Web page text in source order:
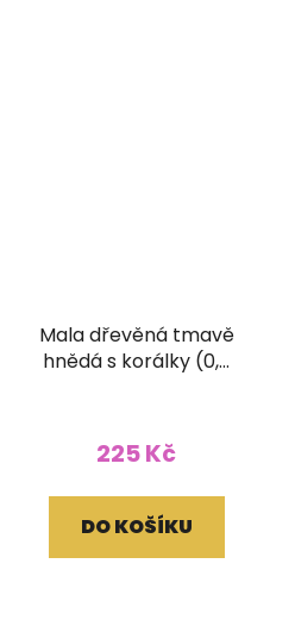
Mala dřevěná tmavě
hnědá s korálky (0,8
225 Kč
DO KOŠÍKU